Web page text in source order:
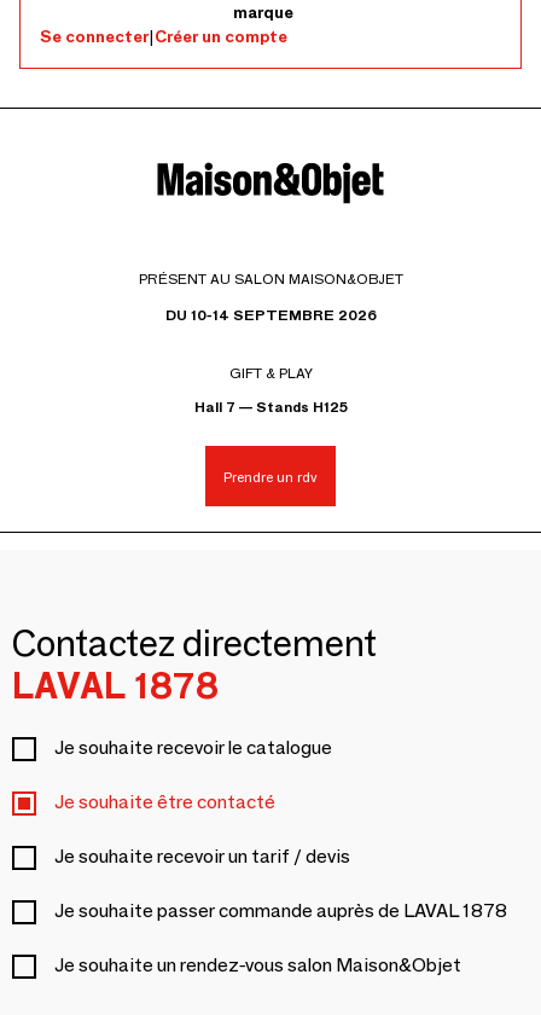
marque
Se connecter|Créer un compte
PRÉSENT AU SALON MAISON&OBJET
DU 10-14 SEPTEMBRE 2026
GIFT & PLAY
Hall 7 — Stands H125
Prendre un rdv
Contactez directement
LAVAL 1878
Je souhaite recevoir le catalogue
Je souhaite être contacté
Je souhaite recevoir un tarif / devis
Je souhaite passer commande auprès de LAVAL 1878
Je souhaite un rendez-vous salon Maison&Objet